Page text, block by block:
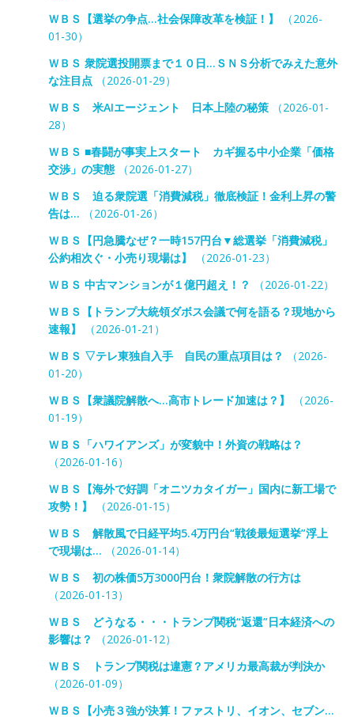
ＷＢＳ【選挙の争点…社会保障改革を検証！】
（2026-
01-30）
ＷＢＳ 衆院選投開票まで１０日…ＳＮＳ分析でみえた意外
な注目点（2026-01-29）
ＷＢＳ 米AIエージェント 日本上陸の秘策（2026-01-
28）
ＷＢＳ ■春闘が事実上スタート カギ握る中小企業「価格
交渉」の実態（2026-01-27）
ＷＢＳ 迫る衆院選「消費減税」徹底検証！金利上昇の警
告は… （2026-01-26）
ＷＢＳ【円急騰なぜ？一時157円台▼総選挙「消費減税」
公約相次ぐ・小売り現場は】
（2026-01-23）
ＷＢＳ 中古マンションが１億円超え！？
（2026-01-22）
ＷＢＳ【トランプ大統領ダボス会議で何を語る？現地から
速報】
（2026-01-21）
ＷＢＳ ▽テレ東独自入手 自民の重点項目は？
（2026-
01-20）
ＷＢＳ【衆議院解散へ…高市トレード加速は？】
（2026-
01-19）
ＷＢＳ「ハワイアンズ」が変貌中！外資の戦略は？
（2026-01-16）
ＷＢＳ【海外で好調「オニツカタイガー」国内に新工場で
攻勢！】
（2026-01-15）
ＷＢＳ 解散風で日経平均5.4万円台“戦後最短選挙”浮上
で現場は… （2026-01-14）
ＷＢＳ 初の株価5万3000円台！衆院解散の行方は
（2026-01-13）
ＷＢＳ どうなる・・・トランプ関税“返還”日本経済への
影響は？
（2026-01-12）
ＷＢＳ トランプ関税は違憲？アメリカ最高裁が判決か
（2026-01-09）
ＷＢＳ【小売３強が決算！ファストリ、イオン、セブン…